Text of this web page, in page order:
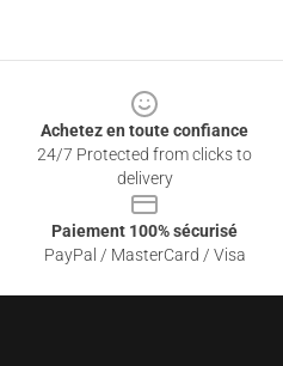
Achetez en toute confiance
24/7 Protected from clicks to
delivery
Paiement 100% sécurisé
PayPal / MasterCard / Visa